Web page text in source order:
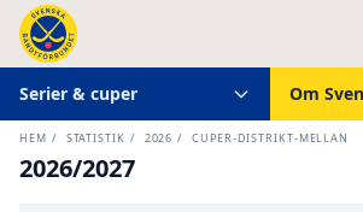
Serier & cuper Om
HEM / STATISTIK / 2026 / CUPER-DISTRIKT-MELLAN
2026/2027